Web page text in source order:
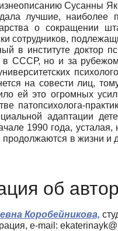
Сусанны
лучшие, наиболее
о сокращении
сотрудников,
в институте доктор
в СССР, но и за
на совести лиц,
ей это огромных
патопсихолога-
адаптации
1990 года, усталая,
в жизни и
об
Коробейникова,
e-mail: